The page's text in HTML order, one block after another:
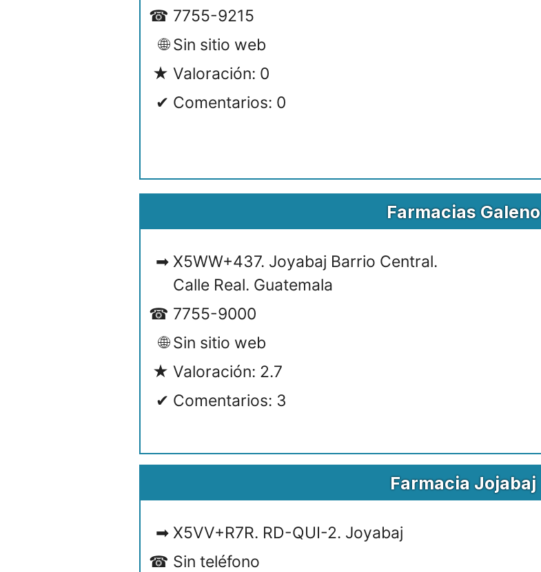
7755-9215
Sin sitio web
Valoración: 0
Comentarios: 0
Farmacias Galeno
X5WW+437. Joyabaj Barrio Central.
Calle Real. Guatemala
7755-9000
Sin sitio web
Valoración: 2.7
Comentarios: 3
Farmacia Jojabaj
X5VV+R7R. RD-QUI-2. Joyabaj
Sin teléfono